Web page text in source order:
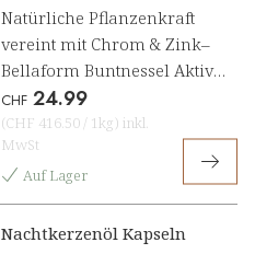
Natürliche Pflanzenkraft
vereint mit Chrom & Zink–
Bellaform Buntnessel Aktiv
Fettstoffwechsel[1]
CHF 24.99
(CHF 416.50 / 1kg) inkl.
MwSt
Auf Lager
Nachtkerzenöl Kapseln